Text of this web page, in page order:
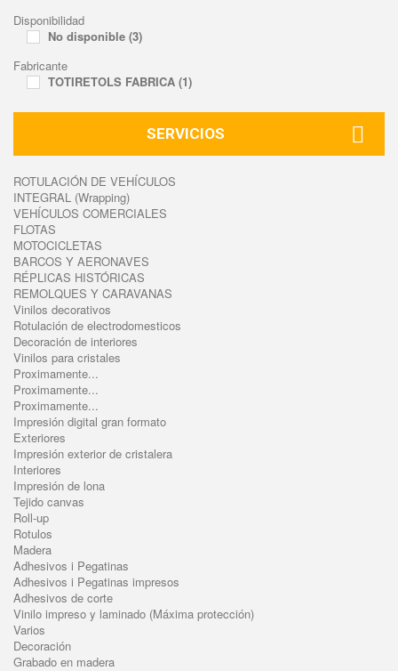
Disponibilidad
No disponible (3)
Fabricante
TOTIRETOLS FABRICA (1)
SERVICIOS
ROTULACIÓN DE VEHÍCULOS
INTEGRAL (Wrapping)
VEHÍCULOS COMERCIALES
FLOTAS
MOTOCICLETAS
BARCOS Y AERONAVES
RÉPLICAS HISTÓRICAS
REMOLQUES Y CARAVANAS
Vinilos decorativos
Rotulación de electrodomesticos
Decoración de interiores
Vinilos para cristales
Proximamente...
Proximamente...
Proximamente...
Impresión digital gran formato
Exteriores
Impresión exterior de cristalera
Interiores
Impresión de lona
Tejido canvas
Roll-up
Rotulos
Madera
Adhesivos i Pegatinas
Adhesivos i Pegatinas impresos
Adhesivos de corte
Vinilo impreso y laminado (Máxima protección)
Varios
Decoración
Grabado en madera